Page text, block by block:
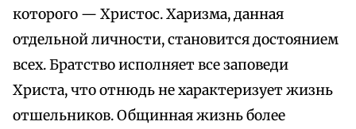
которого — Христос. Харизма, данная
отдельной личности, становится достоянием
всех. Братство исполняет все заповеди
Христа, что отнюдь не характеризует жизнь
отшельников. Общинная жизнь более